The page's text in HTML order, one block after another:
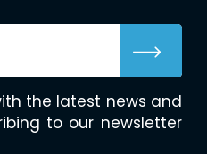
the latest news and
to our newsletter